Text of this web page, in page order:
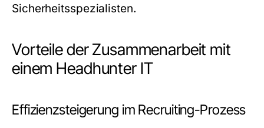
Sicherheitsspezialisten.
Vorteile der Zusammenarbeit mit
einem Headhunter IT
Effizienzsteigerung im Recruiting-Prozess